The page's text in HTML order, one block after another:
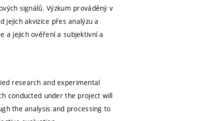
signálů. Výzkum prováděný v
jejich akvizice přes analýzu a
a jejich ověření a subjektivní a
research and experimental
conducted under the project will
the analysis and processing to